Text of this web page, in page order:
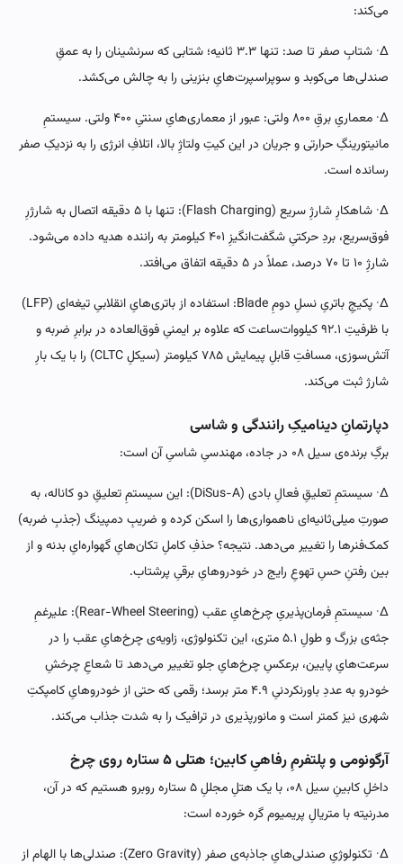
می‌کند:
∆· شتابِ صفر تا صد: تنها ۳.۳ ثانیه؛ شتابی که سرنشینان را به عمقِ
صندلی‌ها می‌کوبد و سوپراسپرت‌هایِ بنزینی را به چالش می‌کشد.
∆· معماریِ برقِ ۸۰۰ ولتی: عبور از معماری‌هایِ سنتیِ ۴۰۰ ولتی. سیستمِ
مانیتورینگِ حرارتی و جریان در این کیتِ ولتاژِ بالا، اتلافِ انرژی را به نزدیکِ صفر
رسانده است.
∆· شاهکارِ شارژِ سریع (Flash Charging): تنها با ۵ دقیقه اتصال به شارژرِ
فوق‌سریع، بردِ حرکتیِ شگفت‌انگیزِ ۴۰۱ کیلومتر به راننده هدیه داده می‌شود.
شارژِ ۱۰ تا ۷۰ درصد، عملاً در ۵ دقیقه اتفاق می‌افتد.
∆· پکیجِ باتریِ نسلِ دومِ Blade: استفاده از باتری‌هایِ انقلابیِ تیغه‌ای (LFP)
با ظرفیتِ ۹۲.۱ کیلووات‌ساعت که علاوه بر ایمنیِ فوق‌العاده در برابرِ ضربه و
آتش‌سوزی، مسافتِ قابلِ پیمایش ۷۸۵ کیلومتر (سیکلِ CLTC) را با یک بارِ
شارژ ثبت می‌کند.
دپارتمانِ دینامیکِ رانندگی و شاسی
برگِ برنده‌ی سیل ۰۸ در جاده، مهندسیِ شاسیِ آن است:
∆· سیستمِ تعلیقِ فعالِ بادی (DiSus-A): این سیستمِ تعلیقِ دو کاناله، به
صورتِ میلی‌ثانیه‌ای ناهمواری‌ها را اسکن کرده و ضریبِ دمپینگ (جذبِ ضربه)
کمک‌فنرها را تغییر می‌دهد. نتیجه؟ حذفِ کاملِ تکان‌هایِ گهواره‌ایِ بدنه و از
بین رفتنِ حسِ تهوعِ رایج در خودروهایِ برقیِ پرشتاب.
∆· سیستمِ فرمان‌پذیریِ چرخ‌هایِ عقب (Rear-Wheel Steering): علیرغمِ
جثه‌ی بزرگ و طولِ ۵.۱ متری، این تکنولوژی، زاویه‌ی چرخ‌هایِ عقب را در
سرعت‌هایِ پایین، برعکسِ چرخ‌هایِ جلو تغییر می‌دهد تا شعاعِ چرخشِ
خودرو به عددِ باورنکردنیِ ۴.۹ متر برسد؛ رقمی که حتی از خودروهایِ کامپکتِ
شهری نیز کمتر است و مانورپذیری در ترافیک را به شدت جذاب می‌کند.
آرگونومی و پلتفرمِ رفاهیِ کابین؛ هتلی ۵ ستاره روی چرخ
داخلِ کابینِ سیل ۰۸، با یک هتلِ مجللِ ۵ ستاره روبرو هستیم که در آن،
مدرنیته با متریالِ پریمیوم گره خورده است:
∆· تکنولوژیِ صندلی‌هایِ جاذبه‌ی صفر (Zero Gravity): صندلی‌ها با الهام از